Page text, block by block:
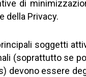
di
della Privacy.
soggetti
(soprattutto se
devono essere